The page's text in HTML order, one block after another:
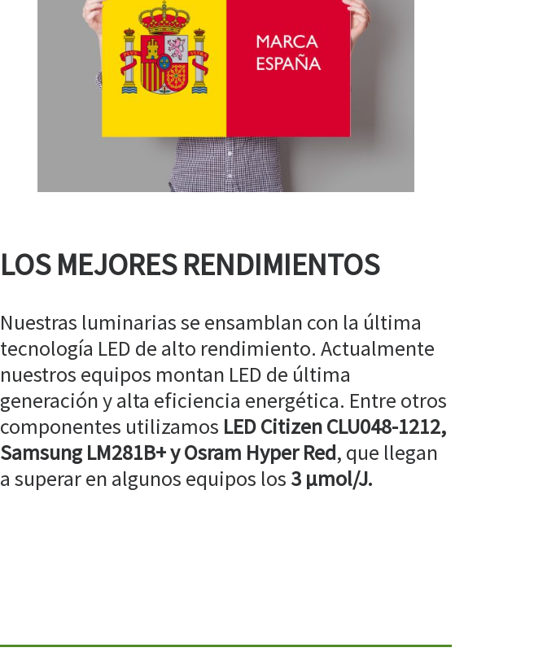
LOS MEJORES RENDIMIENTOS
Nuestras luminarias se ensamblan con la última
tecnología LED de alto rendimiento. Actualmente
nuestros equipos montan LED de última
generación y alta eficiencia energética. Entre otros
componentes utilizamos LED Citizen CLU048-1212,
Samsung LM281B+ y Osram Hyper Red, que llegan
a superar en algunos equipos los 3 µmol/J.